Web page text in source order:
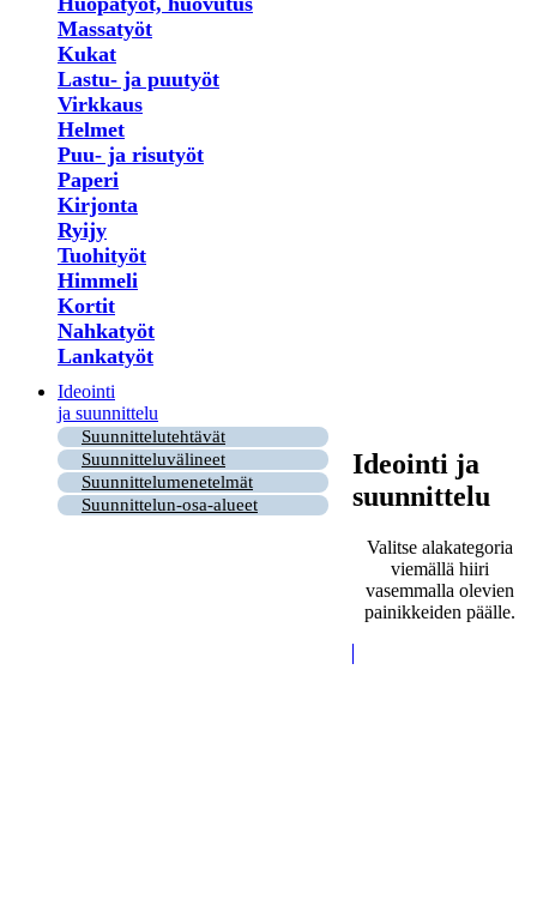
Massatyöt
Kukat
Lastu- ja puutyöt
Virkkaus
Helmet
Puu- ja risutyöt
Paperi
Kirjonta
Ryijy
Tuohityöt
Himmeli
Kortit
Nahkatyöt
Lankatyöt
Ideointi
ja suunnittelu
Suunnittelutehtävät
Suunnitteluvälineet
Suunnittelumenetelmät
Suunnittelun-osa-alueet
Ideointi ja
suunnittelu
Valitse alakategoria
viemällä hiiri
vasemmalla olevien
painikkeiden päälle.